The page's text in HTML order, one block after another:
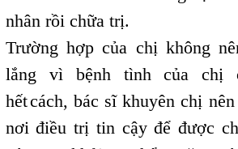
nhân rồi chữa trị.
Trường hợp của chị không
lắng vì bệnh tình của chị
hết, cách, bác sĩ khuyên chị
nơi điều trị tin cậy để được